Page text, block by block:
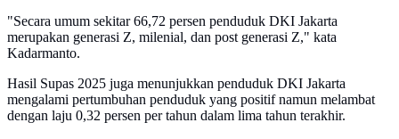
"Secara umum sekitar 66,72 persen penduduk DKI Jakarta
merupakan generasi Z, milenial, dan post generasi Z," kata
Kadarmanto.
Hasil Supas 2025 juga menunjukkan penduduk DKI Jakarta
mengalami pertumbuhan penduduk yang positif namun melambat
dengan laju 0,32 persen per tahun dalam lima tahun terakhir.